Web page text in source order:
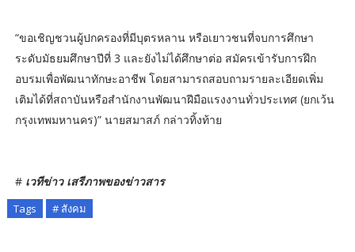
“ขอเชิญชวนผู้ปกครองที่มีบุตรหลาน หรือเยาวชนที่จบการศึกษา
ระดับมัธยมศึกษาปีที่ 3 และยังไม่ได้ศึกษาต่อ สมัครเข้ารับการฝึก
อบรมเพื่อพัฒนาทักษะอาชีพ โดยสามารถสอบถามรายละเอียดเพิ่ม
เติมได้ที่สถาบันหรือสำนักงานพัฒนาฝีมือแรงงานทั่วประเทศ (ยกเว้น
กรุงเทพมหานคร)” นายสมาสภ์ กล่าวทิ้งท้าย
#เวทีข่าว เสรีภาพของข่าวสาร
Tags # สังคม